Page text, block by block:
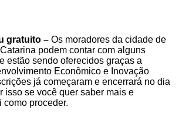
gratuito – Os moradores da cidade de
podem contar com alguns
estão sendo oferecidos graças a
Econômico e Inovação
já começaram e encerrará no dia
isso se você quer saber mais e
como proceder.